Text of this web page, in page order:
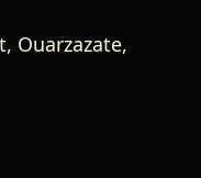
Ouarzazate,